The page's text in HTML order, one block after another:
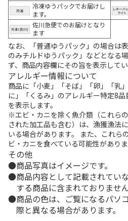
冷凍ゆうパックでお届けし
ます。
佐川急便でのお届けとなり
ます
なお、「普通ゆうパック」の場合は
のみチルドゆうパック」などとなる
ず、商品内容欄にその旨を表示してい
アレルギー情報について
商品に「小麦」「そば」「卵」「乳
に」「くるみ」のアレルギー特定8
を表示します。
※エビ・カニを除く魚介類（これら
された加工品も含む）は、漁獲漁法
いる場合があります。 また、これら
ビ・カニを食べている可能性がありま
その他
商品写真はイメージです。
商品内容として記載されてい
する商品に含まれておりません
商品の色は、ご覧になるパソ
際と異なる場合があります。